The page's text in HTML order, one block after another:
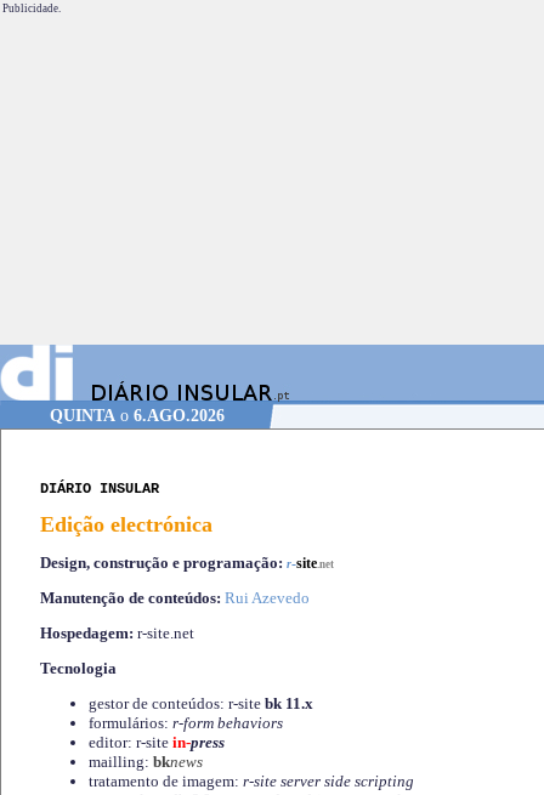
Publicidade.
QUINTAo 6.AGO.2026
DIÁRIO INSULAR
Edição electrónica
Design, construção e programação: r-site.net
Manutenção de conteúdos: Rui Azevedo
Hospedagem: r-site.net
Tecnologia
gestor de conteúdos: r-site bk 11.x
formulários: r-form behaviors
editor: r-site in-press
mailling: bknews
tratamento de imagem: r-site server side scripting